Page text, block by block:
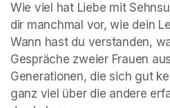
Wie viel hat Liebe mit
dir manchmal vor, wie dein
Wann hast du verstanden,
Gespräche zweier Frauen
Generationen, die sich gut
ganz viel über die andere